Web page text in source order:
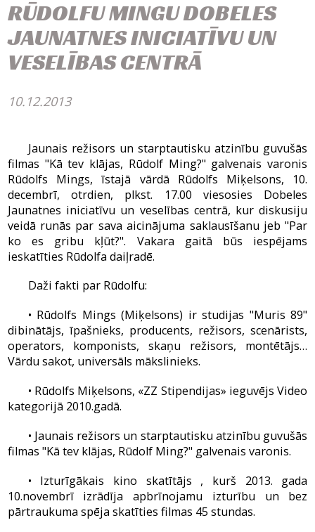
RŪDOLFU MINGU DOBELES
JAUNATNES INICIATĪVU UN
VESELĪBAS CENTRĀ
10.12.2013
Jaunais režisors un starptautisku atzinību guvušās
filmas "Kā tev klājas, Rūdolf Ming?" galvenais varonis
Rūdolfs Mings, īstajā vārdā Rūdolfs Miķelsons, 10.
decembrī, otrdien, plkst. 17.00 viesosies Dobeles
Jaunatnes iniciatīvu un veselības centrā, kur diskusiju
veidā runās par sava aicinājuma saklausīšanu jeb "Par
ko es gribu kļūt?". Vakara gaitā būs iespējams
ieskatīties Rūdolfa daiļradē.
Daži fakti par Rūdolfu:
• Rūdolfs Mings (Miķelsons) ir studijas "Muris 89"
dibinātājs, īpašnieks, producents, režisors, scenārists,
operators, komponists, skaņu režisors, montētājs…
Vārdu sakot, universāls mākslinieks.
• Rūdolfs Miķelsons, «ZZ Stipendijas» ieguvējs Video
kategorijā 2010.gadā.
• Jaunais režisors un starptautisku atzinību guvušās
filmas "Kā tev klājas, Rūdolf Ming?" galvenais varonis.
• Izturīgākais kino skatītājs , kurš 2013. gada
10.novembrī izrādīja apbrīnojamu izturību un bez
pārtraukuma spēja skatīties filmas 45 stundas.